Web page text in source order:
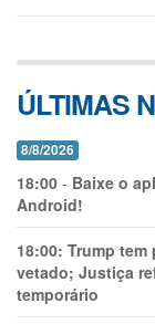
ÚLTIMAS
8/8/2026
18:00 - Baixe o
Android!
18:00: Trump tem
vetado; Justiça
temporário